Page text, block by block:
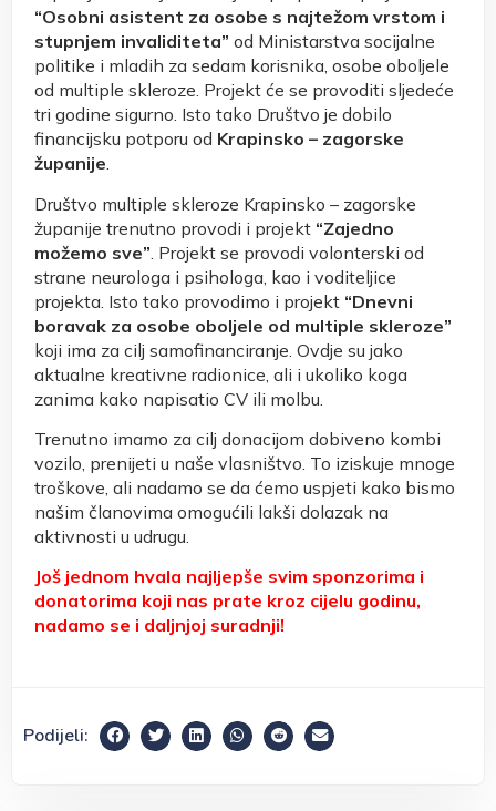
“Osobni asistent za osobe s najtežom vrstom i
stupnjem invaliditeta” od Ministarstva socijalne
politike i mladih za sedam korisnika, osobe oboljele
od multiple skleroze. Projekt će se provoditi sljedeće
tri godine sigurno. Isto tako Društvo je dobilo
financijsku potporu od Krapinsko – zagorske
županije.
Društvo multiple skleroze Krapinsko – zagorske
županije trenutno provodi i projekt “Zajedno
možemo sve” . Projekt se provodi volonterski od
strane neurologa i psihologa, kao i voditeljice
projekta. Isto tako provodimo i projekt “Dnevni
boravak za osobe oboljele od multiple skleroze”
koji ima za cilj samofinanciranje. Ovdje su jako
aktualne kreativne radionice, ali i ukoliko koga
zanima kako napisatio CV ili molbu.
Trenutno imamo za cilj donacijom dobiveno kombi
vozilo, prenijeti u naše vlasništvo. To iziskuje mnoge
troškove, ali nadamo se da ćemo uspjeti kako bismo
našim članovima omogućili lakši dolazak na
aktivnosti u udrugu.
Još jednom hvala najljepše svim sponzorima i
donatorima koji nas prate kroz cijelu godinu,
nadamo se i daljnjoj suradnji!
Podijeli: